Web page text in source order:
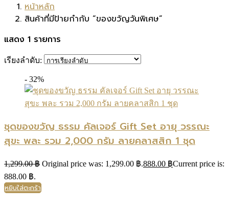
หน้าหลัก
สินค้าที่มีป้ายกำกับ “ของขวัญวันพิเศษ”
แสดง 1 รายการ
เรียงลำดับ:
- 32%
ชุดของขวัญ ธรรม คัลเจอร์ Gift Set อายุ วรรณะ
สุขะ พละ รวม 2,000 กรัม ลายคลาสสิก 1 ชุด
1,299.00฿ Original price was: 1,299.00 ฿.888.00 ฿Current price is:
888.00 ฿.
หยิบใส่ตะกร้า